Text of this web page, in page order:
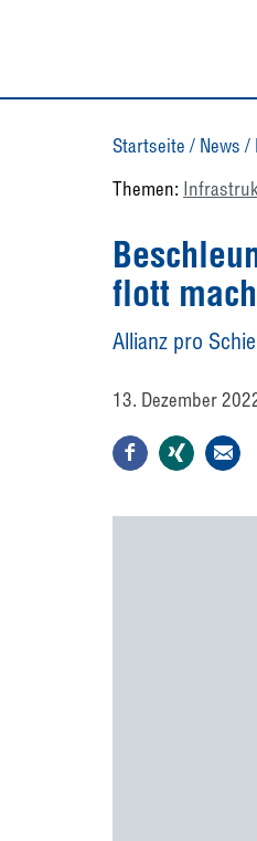
Startseite / News /
Themen:
flott
Allianz pro
13. Dezember